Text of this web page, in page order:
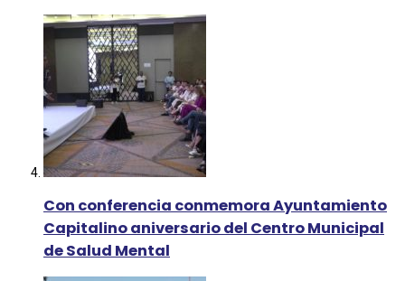
Con conferencia conmemora Ayuntamiento
Capitalino aniversario del Centro Municipal
de Salud Mental